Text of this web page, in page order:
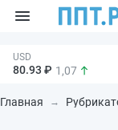
80.93 ₽ 1,07
Главная